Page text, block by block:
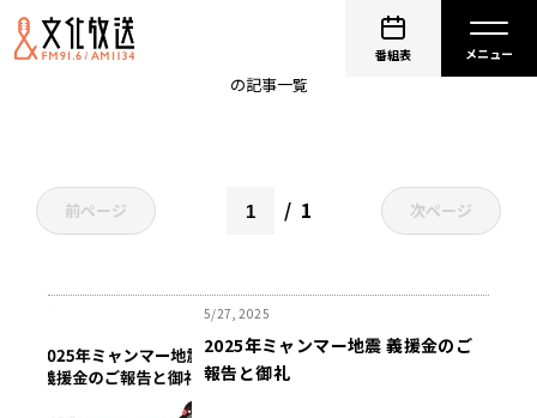
番組表
の記事一覧
前ページ 1 次ページ
5/27, 2025
2025年ミャンマー地震 義援金のご
報告と御礼